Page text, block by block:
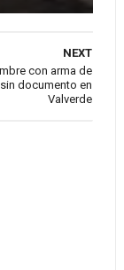
NEXT
con arma de
documento en
Valverde